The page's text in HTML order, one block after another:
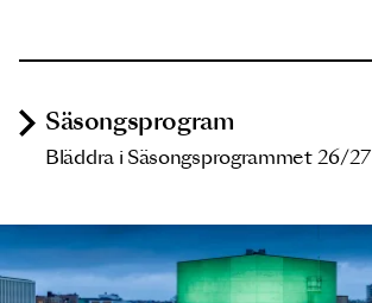
Säsongsprogram
Bläddra i Säsongsprogrammet 26/27